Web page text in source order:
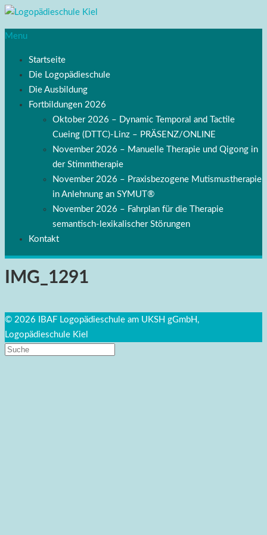
Menu
Startseite
Die Logopädieschule
Die Ausbildung
Fortbildungen 2026
Oktober 2026 – Dynamic Temporal and Tactile
Cueing (DTTC)-Linz – PRÄSENZ/ONLINE
November 2026 – Manuelle Therapie und Qigong in
der Stimmtherapie
November 2026 – Praxisbezogene Mutismustherapie
in Anlehnung an SYMUT®
November 2026 – Fahrplan für die Therapie
semantisch-lexikalischer Störungen
Kontakt
IMG_1291
© 2026 IBAF Logopädieschule am UKSH gGmbH,
Logopädieschule Kiel